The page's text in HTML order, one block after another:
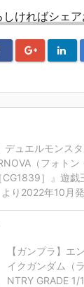
しければシェ
デュエルモンス
（フォトン
CG1839］』遊戯
より2022年10月
【ガンプラ】エ
イクガンダム（
NTRY GRADE